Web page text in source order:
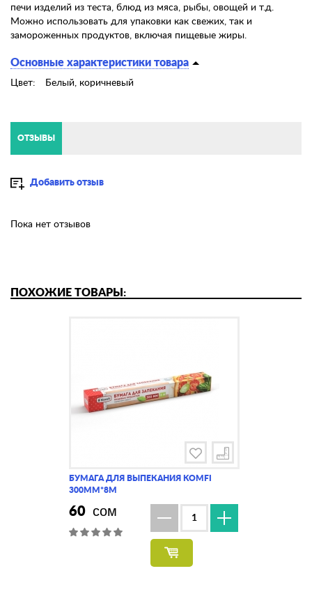
печи изделий из теста, блюд из мяса, рыбы, овощей и т.д.
Можно использовать для упаковки как свежих, так и
замороженных продуктов, включая пищевые жиры.
Основные характеристики товара
Цвет: Белый, коричневый
ОТЗЫВЫ
Добавить отзыв
Пока нет отзывов
ПОХОЖИЕ ТОВАРЫ:
БУМАГА ДЛЯ ВЫПЕКАНИЯ KOMFI
300ММ*8М
60 сом